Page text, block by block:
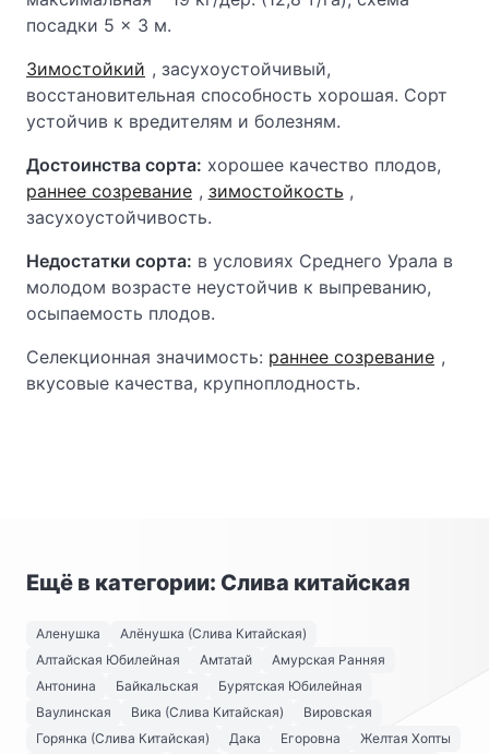
посадки 5 × 3 м.
Зимостойкий , засухоустойчивый,
восстановительная способность хорошая. Сорт
устойчив к вредителям и болезням.
Достоинства сорта: хорошее качество плодов,
раннее созревание , зимостойкость ,
засухоустойчивость.
Недостатки сорта: в условиях Среднего Урала в
молодом возрасте неустойчив к выпреванию,
осыпаемость плодов.
Селекционная значимость: раннее созревание ,
вкусовые качества, крупноплодность.
Ещё в категории: Слива китайская
Аленушка
Алёнушка (Слива Китайская)
Алтайская Юбилейная
Амтатай
Амурская Ранняя
Антонина
Байкальская
Бурятская Юбилейная
Ваулинская
Вика (Слива Китайская)
Вировская
Горянка (Слива Китайская)
Дака Егоровна
Желтая Хопты